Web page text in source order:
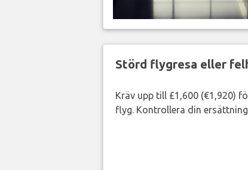
Störd flygresa eller
Kräv upp till £1,600 (€1,920)
flyg. Kontrollera din